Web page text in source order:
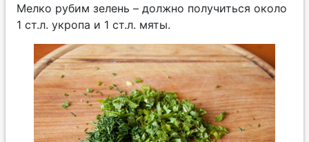
Мелко рубим зелень – должно получиться около
1 ст.л. укропа и 1 ст.л. мяты.